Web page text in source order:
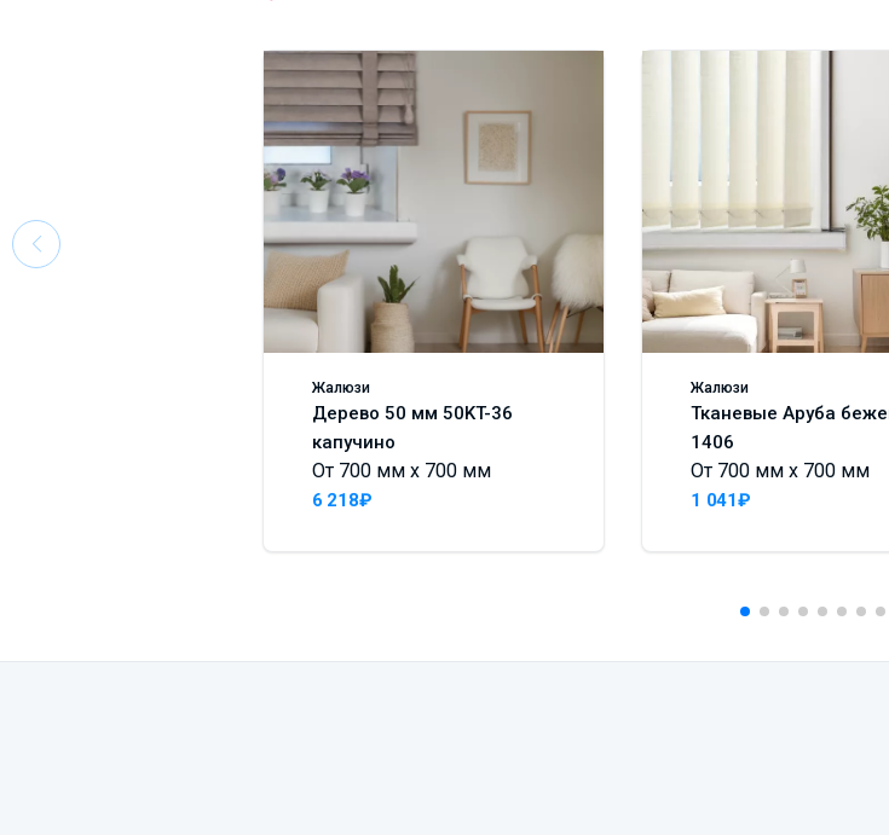
Жалюзи
Дерево 50 мм 50KT-36
капучино
От 700 мм x 700 мм
6 218₽
Жалюзи
Тканевые Аруба
1406
От 700 мм x 700 мм
1 041₽